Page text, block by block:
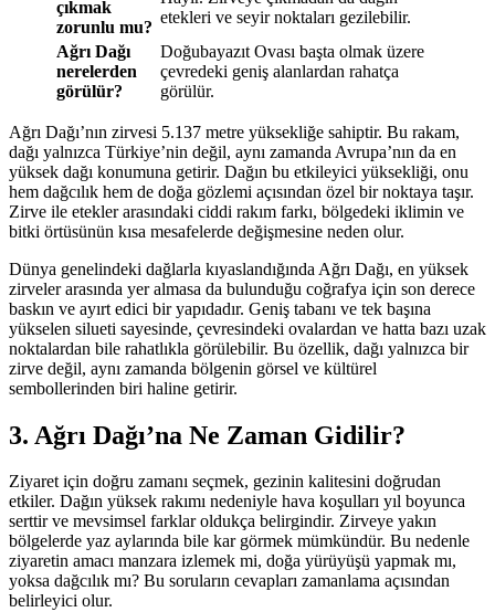
çıkmak
zorunlu mu?
etekleri ve seyir noktaları gezilebilir.
Ağrı Dağı
nerelerden
görülür?
Doğubayazıt Ovası başta olmak üzere
çevredeki geniş alanlardan rahatça
görülür.
Ağrı Dağı’nın zirvesi 5.137 metre yüksekliğe sahiptir. Bu rakam,
dağı yalnızca Türkiye’nin değil, aynı zamanda Avrupa’nın da en
yüksek dağı konumuna getirir. Dağın bu etkileyici yüksekliği, onu
hem dağcılık hem de doğa gözlemi açısından özel bir noktaya taşır.
Zirve ile etekler arasındaki ciddi rakım farkı, bölgedeki iklimin ve
bitki örtüsünün kısa mesafelerde değişmesine neden olur.
Dünya genelindeki dağlarla kıyaslandığında Ağrı Dağı, en yüksek
zirveler arasında yer almasa da bulunduğu coğrafya için son derece
baskın ve ayırt edici bir yapıdadır. Geniş tabanı ve tek başına
yükselen silueti sayesinde, çevresindeki ovalardan ve hatta bazı uzak
noktalardan bile rahatlıkla görülebilir. Bu özellik, dağı yalnızca bir
zirve değil, aynı zamanda bölgenin görsel ve kültürel
sembollerinden biri haline getirir.
3. Ağrı Dağı’na Ne Zaman Gidilir?
Ziyaret için doğru zamanı seçmek, gezinin kalitesini doğrudan
etkiler. Dağın yüksek rakımı nedeniyle hava koşulları yıl boyunca
serttir ve mevsimsel farklar oldukça belirgindir. Zirveye yakın
bölgelerde yaz aylarında bile kar görmek mümkündür. Bu nedenle
ziyaretin amacı manzara izlemek mi, doğa yürüyüşü yapmak mı,
yoksa dağcılık mı? Bu soruların cevapları zamanlama açısından
belirleyici olur.